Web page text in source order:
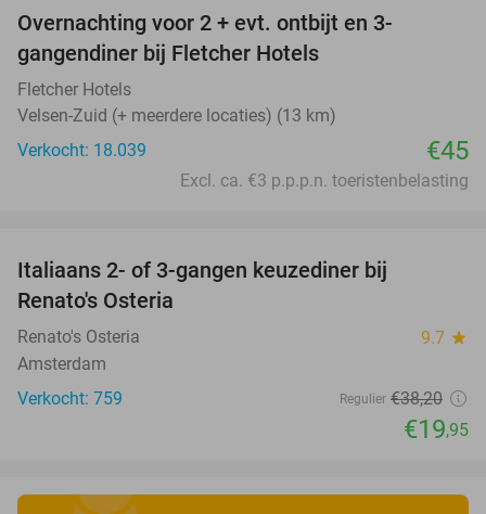
Overnachting voor 2 + evt. ontbijt en 3-
gangendiner bij Fletcher Hotels
Fletcher Hotels
Velsen-Zuid (+ meerdere locaties) (13 km)
Verkocht: 18.039
€45
Excl. ca. €3 p.p.p.n. toeristenbelasting
Italiaans 2- of 3-gangen keuzediner bij
Renato's Osteria
Renato's Osteria 9.7 star
Amsterdam
Verkocht: 759
Regulier €38,20
€19,95